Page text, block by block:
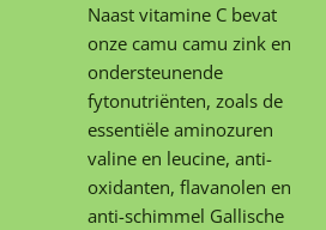
Naast vitamine C bevat
onze camu camu zink en
ondersteunende
fytonutriënten, zoals de
essentiële aminozuren
valine en leucine, anti-
oxidanten, flavanolen en
anti-schimmel Gallische